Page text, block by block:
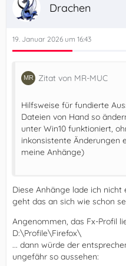
Drachen
19. Januar 2026 um 16:43
Zitat von MR-MUC
Hilfsweise für fundierte
Dateien von Hand so
unter Win10 funktioniert,
inkonsistente Änderungen
meine Anhänge)
Diese Anhänge lade ich
geht das an sich wie schon
Angenommen, das Fx-Profil
D:\Profile\Firefox\
... dann würde der
ungefähr so aussehen: